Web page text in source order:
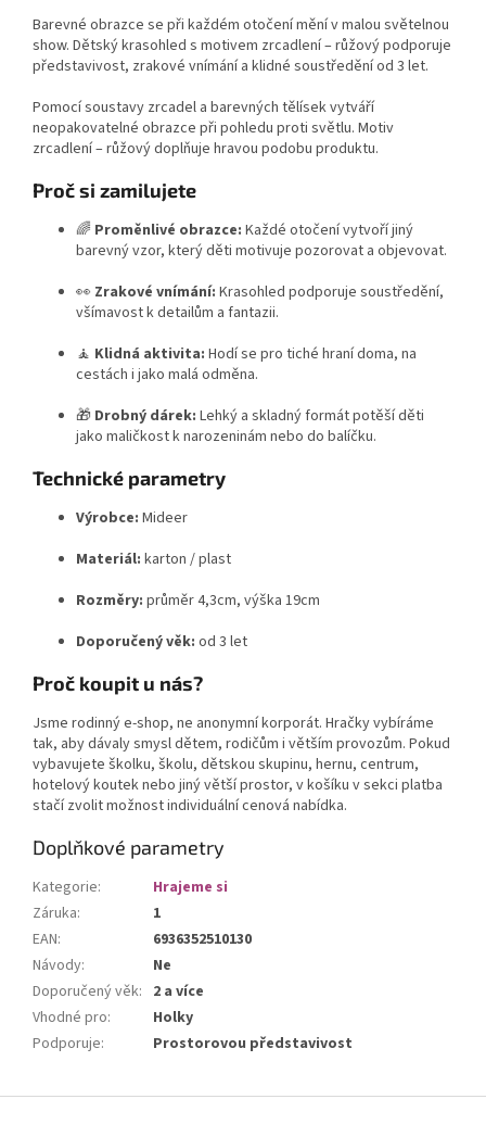
Barevné obrazce se při každém otočení mění v malou světelnou
show. Dětský krasohled s motivem zrcadlení – růžový podporuje
představivost, zrakové vnímání a klidné soustředění od 3 let.
Pomocí soustavy zrcadel a barevných tělísek vytváří
neopakovatelné obrazce při pohledu proti světlu. Motiv
zrcadlení – růžový doplňuje hravou podobu produktu.
Proč si zamilujete
🌈 Proměnlivé obrazce: Každé otočení vytvoří jiný
barevný vzor, který děti motivuje pozorovat a objevovat.
👀 Zrakové vnímání: Krasohled podporuje soustředění,
všímavost k detailům a fantazii.
🧘 Klidná aktivita: Hodí se pro tiché hraní doma, na
cestách i jako malá odměna.
🎁 Drobný dárek: Lehký a skladný formát potěší děti
jako maličkost k narozeninám nebo do balíčku.
Technické parametry
Výrobce: Mideer
Materiál: karton / plast
Rozměry: průměr 4,3cm, výška 19cm
Doporučený věk: od 3 let
Proč koupit u nás?
Jsme rodinný e-shop, ne anonymní korporát. Hračky vybíráme
tak, aby dávaly smysl dětem, rodičům i větším provozům. Pokud
vybavujete školku, školu, dětskou skupinu, hernu, centrum,
hotelový koutek nebo jiný větší prostor, v košíku v sekci platba
stačí zvolit možnost individuální cenová nabídka.
Doplňkové parametry
Kategorie:
Hrajeme si
Záruka:
1
EAN:
6936352510130
Návody:
Ne
Doporučený věk: 2 a více
Vhodné pro:
Holky
Podporuje: Prostorovou představivost